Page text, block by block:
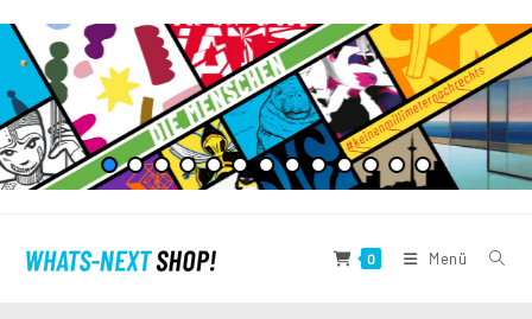
Inhalt
springen
0 Menü